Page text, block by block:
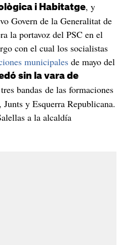
i Habitatge, y
Govern de la Generalitat de
la portavoz del PSC en el
con el cual los socialistas
municipalesde mayo del
sin la vara de
bandas de las formaciones
y Esquerra Republicana.
a la alcaldía